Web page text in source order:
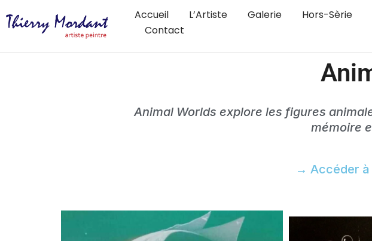
Accueil L’Artiste Galerie Hors-Sèrie
Contact
Animal Worlds explore les figures
mémoire
→ Accéder à